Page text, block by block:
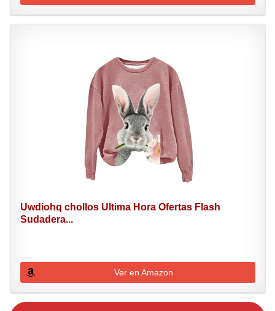
Uwdiohq chollos Ultima Hora Ofertas Flash
Sudadera...
Ver en Amazon